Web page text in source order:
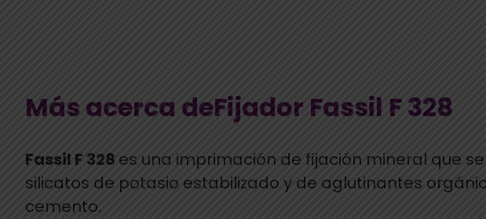
Más acerca deFijador Fassil F 328
Fassil F 328 es una imprimación de fijación mineral que se
silicatos de potasio estabilizado y de aglutinantes
cemento.